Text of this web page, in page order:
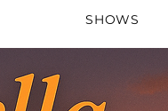
SHOWS